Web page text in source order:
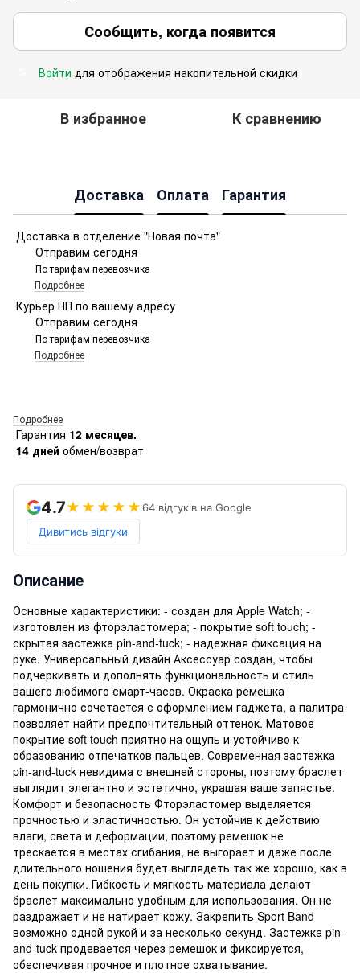
Сообщить, когда появится
Войти для отображения накопительной скидки
В избранное К сравнению
Доставка Оплата Гарантия
Доставка в отделение "Новая почта"
Отправим сегодня
По тарифам перевозчика
Подробнее
Курьер НП по вашему адресу
Отправим сегодня
По тарифам перевозчика
Подробнее
Подробнее
Гарантия 12 месяцев.
14 дней обмен/возврат
4.7★★★★★64 відгуків на Google
Дивитись відгуки
Описание
Основные характеристики: - создан для Apple Watch; -
изготовлен из фторэластомера; - покрытие soft touch; -
скрытая застежка pin-and-tuck; - надежная фиксация на
руке. Универсальный дизайн Аксессуар создан, чтобы
подчеркивать и дополнять функциональность и стиль
вашего любимого смарт-часов. Окраска ремешка
гармонично сочетается с оформлением гаджета, а палитра
позволяет найти предпочтительный оттенок. Матовое
покрытие soft touch приятно на ощупь и устойчиво к
образованию отпечатков пальцев. Современная застежка
pin-and-tuck невидима с внешней стороны, поэтому браслет
выглядит элегантно и эстетично, украшая ваше запястье.
Комфорт и безопасность Фторэластомер выделяется
прочностью и эластичностью. Он устойчив к действию
влаги, света и деформации, поэтому ремешок не
трескается в местах сгибания, не выгорает и даже после
длительного ношения будет выглядеть так же хорошо, как в
день покупки. Гибкость и мягкость материала делают
браслет максимально удобным для использования. Он не
раздражает и не натирает кожу. Закрепить Sport Band
возможно одной рукой и за несколько секунд. Застежка pin-
and-tuck продевается через ремешок и фиксируется,
обеспечивая прочное и плотное охватывание.